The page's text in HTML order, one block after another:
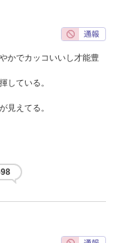
かでカッコいいし才能豊
している。
見えてる。